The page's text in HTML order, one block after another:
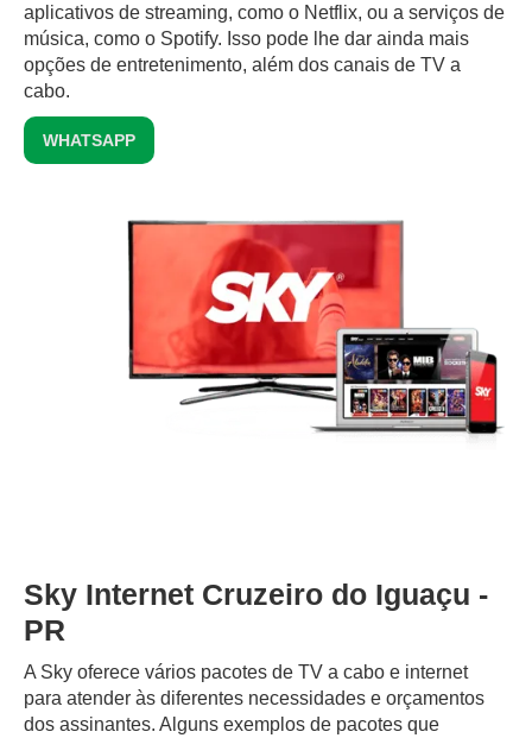
aplicativos de streaming, como o Netflix, ou a serviços de
música, como o Spotify. Isso pode lhe dar ainda mais
opções de entretenimento, além dos canais de TV a
cabo.
WHATSAPP
Sky Internet Cruzeiro do Iguaçu -
PR
A Sky oferece vários pacotes de TV a cabo e internet
para atender às diferentes necessidades e orçamentos
dos assinantes. Alguns exemplos de pacotes que